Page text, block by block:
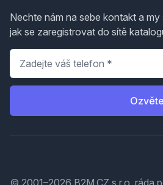
Nechte nám na sebe kontakt a
jak se zaregistrovat do sítě
Telefon